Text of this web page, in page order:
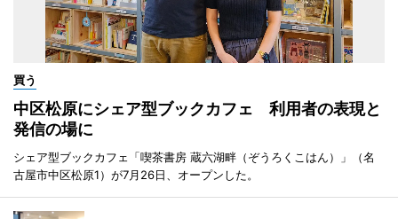
買う
中区松原にシェア型ブックカフェ 利用者の表現と
発信の場に
シェア型ブックカフェ「喫茶書房 蔵六湖畔（ぞうろくこはん）」（名
古屋市中区松原1）が7月26日、オープンした。